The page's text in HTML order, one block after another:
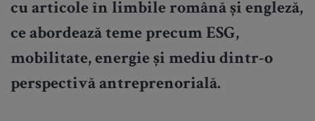
cu articole în limbile română și engleză,
ce abordează teme precum ESG,
mobilitate, energie și mediu dintr-o
perspectivă antreprenorială.